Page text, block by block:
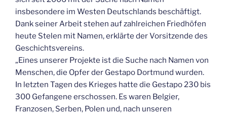
insbesondere im Westen Deutschlands beschäftigt.
Dank seiner Arbeit stehen auf zahlreichen Friedhöfen
heute Stelen mit Namen, erklärte der Vorsitzende des
Geschichtsvereins.
„Eines unserer Projekte ist die Suche nach Namen von
Menschen, die Opfer der Gestapo Dortmund wurden.
In letzten Tagen des Krieges hatte die Gestapo 230 bis
300 Gefangene erschossen. Es waren Belgier,
Franzosen, Serben, Polen und, nach unseren